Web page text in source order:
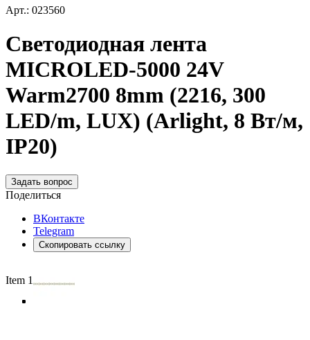
Арт.: 023560
Светодиодная лента
MICROLED-5000 24V
Warm2700 8mm (2216, 300
LED/m, LUX) (Arlight, 8 Вт/м,
IP20)
Задать вопрос
Поделиться
ВКонтакте
Telegram
Скопировать ссылку
Item 1 of 4